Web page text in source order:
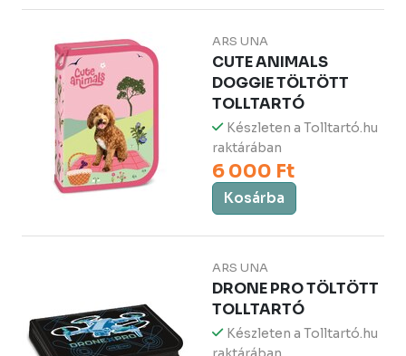
ARS UNA
CUTE ANIMALS
DOGGIE TÖLTÖTT
TOLLTARTÓ
Készleten a Tolltartó.hu
raktárában
6 000 Ft
Kosárba
ARS UNA
DRONE PRO TÖLTÖTT
TOLLTARTÓ
Készleten a Tolltartó.hu